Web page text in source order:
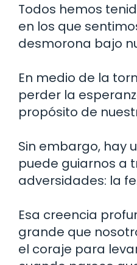
Todos hemos
en los que
desmorona bajo
En medio de la
perder la
propósito de
Sin embargo, hay
puede guiarnos a
adversidades: la
Esa creencia
grande que
el coraje para